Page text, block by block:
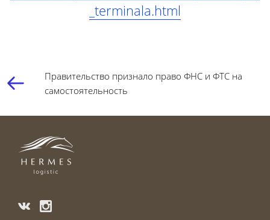
_terminala.html
Правительство признало право ФНС и ФТС на
самостоятельность